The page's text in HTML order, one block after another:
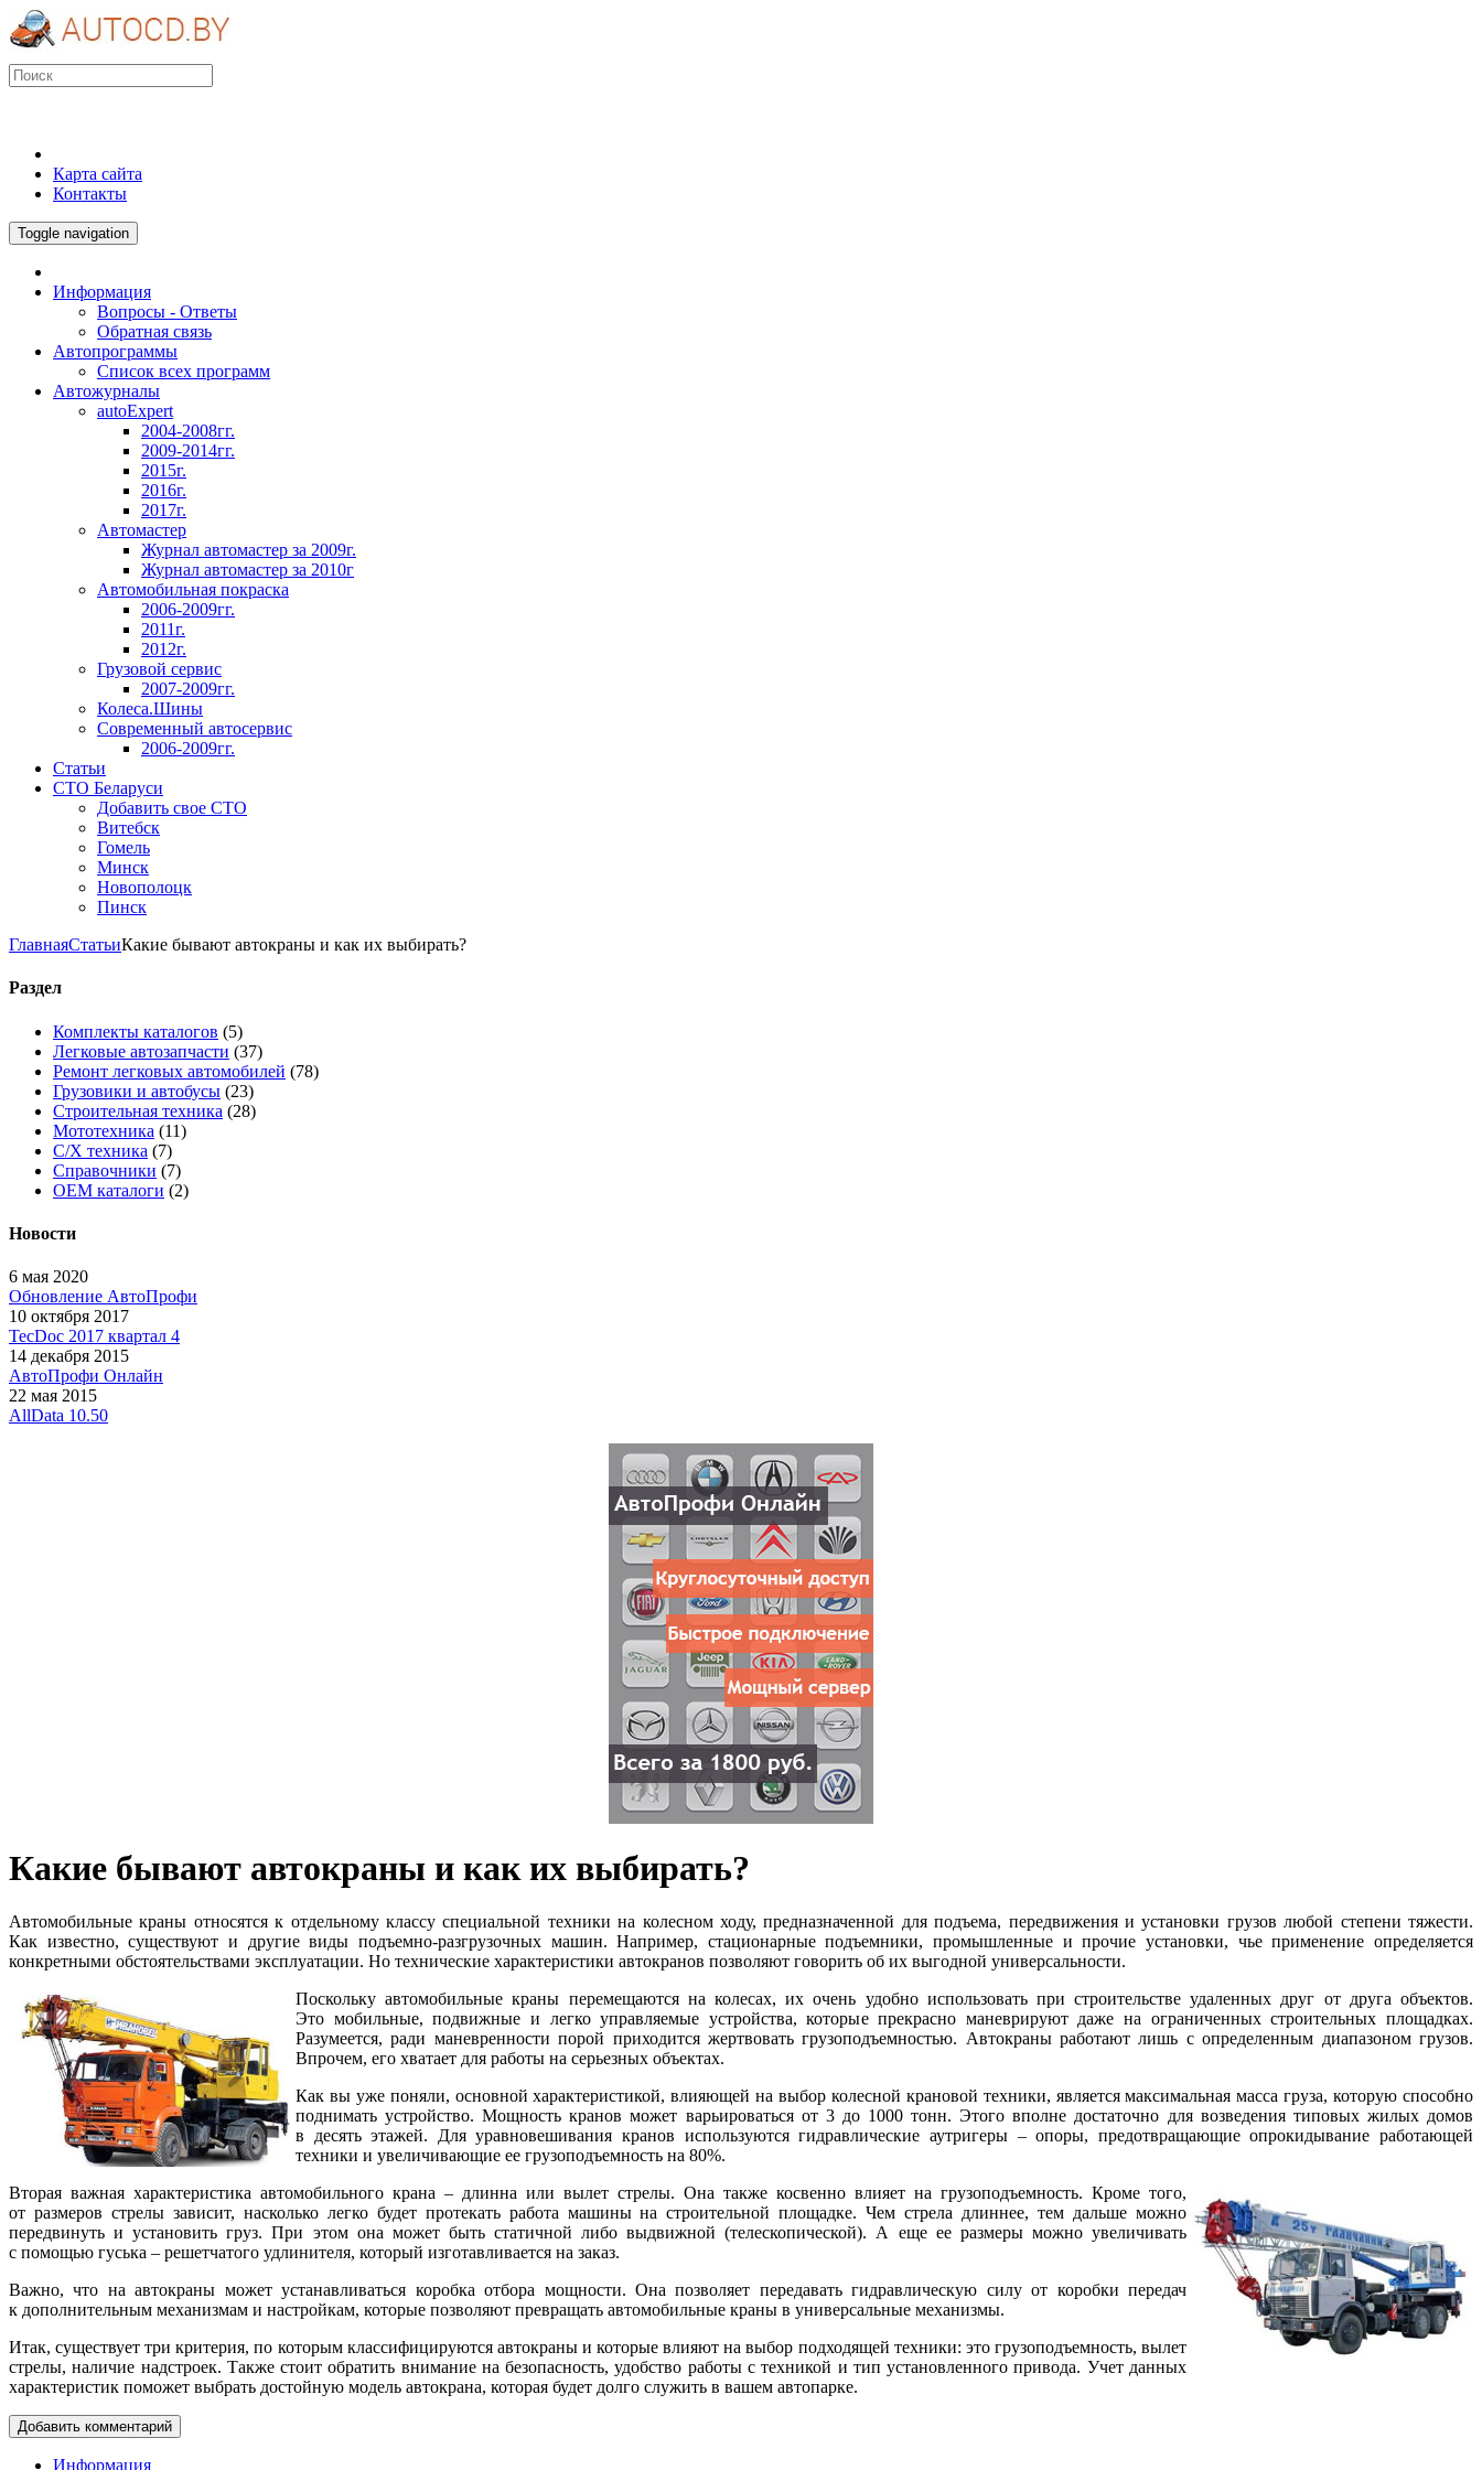
Карта сайта
Контакты
Toggle navigation
Информация
Вопросы - Ответы
Обратная связь
Автопрограммы
Список всех программ
Автожурналы
autoExpert
2004-2008гг.
2009-2014гг.
2015г.
2016г.
2017г.
Автомастер
Журнал автомастер за 2009г.
Журнал автомастер за 2010г
Автомобильная покраска
2006-2009гг.
2011г.
2012г.
Грузовой сервис
2007-2009гг.
Колеса.Шины
Современный автосервис
2006-2009гг.
Статьи
СТО Беларуси
Добавить свое СТО
Витебск
Гомель
Минск
Новополоцк
Пинск
ГлавнаяСтатьиКакие бывают автокраны и как их выбирать?
Раздел
Комплекты каталогов (5)
Легковые автозапчасти (37)
Ремонт легковых автомобилей (78)
Грузовики и автобусы (23)
Строительная техника (28)
Мототехника (11)
С/Х техника (7)
Справочники (7)
OEM каталоги (2)
Новости
6 мая 2020
Обновление АвтоПрофи
10 октября 2017
TecDoc 2017 квартал 4
14 декабря 2015
АвтоПрофи Онлайн
22 мая 2015
AllData 10.50
Какие бывают автокраны и как их выбирать?
Автомобильные краны относятся к отдельному классу специальной техники на колесном ходу, предназначенной для подъема, передвижения и установки грузов любой степени тяжести.
Как известно, существуют и другие виды подъемно-разгрузочных машин. Например, стационарные подъемники, промышленные и прочие установки, чье применение определяется
конкретными обстоятельствами эксплуатации. Но технические характеристики автокранов позволяют говорить об их выгодной универсальности.
Поскольку автомобильные краны перемещаются на колесах, их очень удобно использовать при строительстве удаленных друг от друга объектов.
Это мобильные, подвижные и легко управляемые устройства, которые прекрасно маневрируют даже на ограниченных строительных площадках.
Разумеется, ради маневренности порой приходится жертвовать грузоподъемностью. Автокраны работают лишь с определенным диапазоном грузов.
Впрочем, его хватает для работы на серьезных объектах.
Как вы уже поняли, основной характеристикой, влияющей на выбор колесной крановой техники, является максимальная масса груза, которую способно
поднимать устройство. Мощность кранов может варьироваться от 3 до 1000 тонн. Этого вполне достаточно для возведения типовых жилых домов
в десять этажей. Для уравновешивания кранов используются гидравлические аутригеры – опоры, предотвращающие опрокидывание работающей
техники и увеличивающие ее грузоподъемность на 80%.
Вторая важная характеристика автомобильного крана – длинна или вылет стрелы. Она также косвенно влияет на грузоподъемность. Кроме того,
от размеров стрелы зависит, насколько легко будет протекать работа машины на строительной площадке. Чем стрела длиннее, тем дальше можно
передвинуть и установить груз. При этом она может быть статичной либо выдвижной (телескопической). А еще ее размеры можно увеличивать
с помощью гуська – решетчатого удлинителя, который изготавливается на заказ.
Важно, что на автокраны может устанавливаться коробка отбора мощности. Она позволяет передавать гидравлическую силу от коробки передач
к дополнительным механизмам и настройкам, которые позволяют превращать автомобильные краны в универсальные механизмы.
Итак, существует три критерия, по которым классифицируются автокраны и которые влияют на выбор подходящей техники: это грузоподъемность, вылет
стрелы, наличие надстроек. Также стоит обратить внимание на безопасность, удобство работы с техникой и тип установленного привода. Учет данных
характеристик поможет выбрать достойную модель автокрана, которая будет долго служить в вашем автопарке.
Добавить комментарий
Информация